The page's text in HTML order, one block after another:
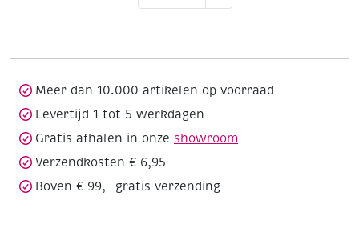
zilver
aantal
Meer dan 10.000 artikelen op voorraad
Levertijd 1 tot 5 werkdagen
Gratis afhalen in onze showroom
Verzendkosten € 6,95
Boven € 99,- gratis verzending